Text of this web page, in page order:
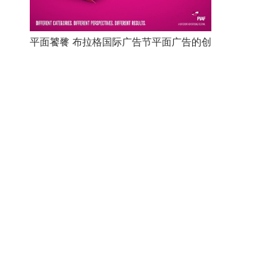
平面饕餮 布拉格国际广告节平面广告的创